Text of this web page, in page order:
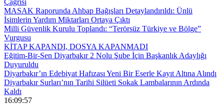
Çağrısı
MASAK Raporunda Ahbap Bağışları Detaylandırıldı: Ünlü
İsimlerin Yardım Miktarları Ortaya Çıktı
Milli Güvenlik Kurulu Toplandı: “Terörsüz Türkiye ve Bölge”
Vurgusu
KİTAP KAPANDI, DOSYA KAPANMADI
Eğitim-Bir-Sen Diyarbakır 2 Nolu Şube İçin Başkanlık Adaylığı
Duyuruldu
Diyarbakır’ın Edebiyat Hafızası Yeni Bir Eserle Kayıt Altına Alındı
Diyarbakır Surları’nın Tarihi Silüeti Sokak Lambalarının Ardında
Kaldı
16:09:58